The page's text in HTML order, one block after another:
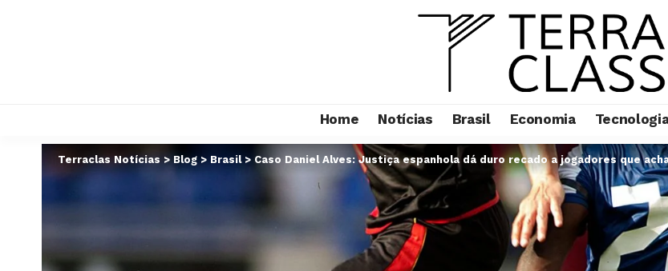
Home Notícias Brasil Economia
Terraclas Notícias > Blog > Brasil> Caso Daniel Alves: Justiça espanhola dá duro recado a jogadores que